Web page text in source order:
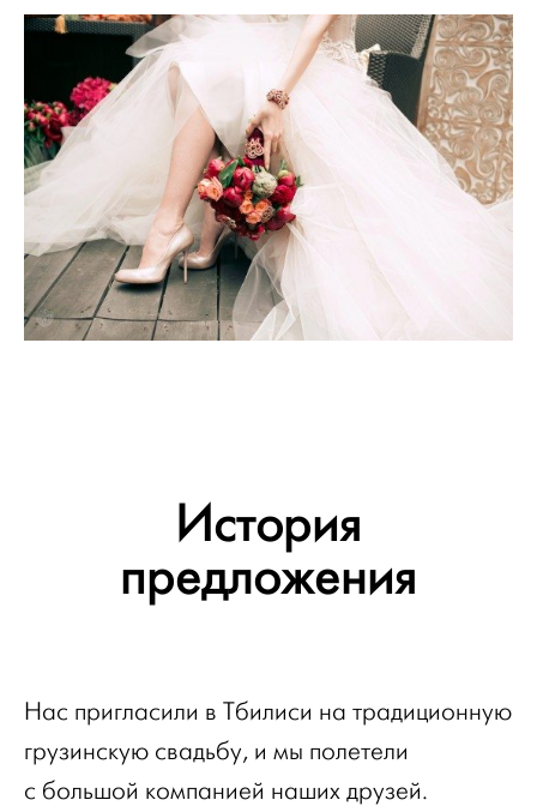
История
предложения
Нас пригласили в Тбилиси на традиционную
грузинскую свадьбу, и мы полетели
с большой компанией наших друзей.